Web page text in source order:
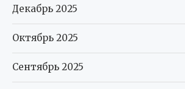
Декабрь 2025
Октябрь 2025
Сентябрь 2025